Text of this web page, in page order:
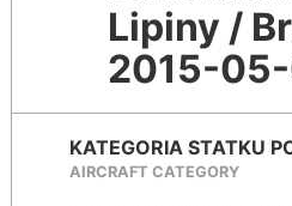
Lipiny /
2015-
KATEGORIA STATKU
AIRCRAFT CATEGORY